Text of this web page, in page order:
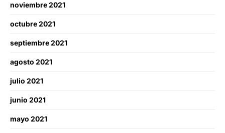
noviembre 2021
octubre 2021
septiembre 2021
agosto 2021
julio 2021
junio 2021
mayo 2021